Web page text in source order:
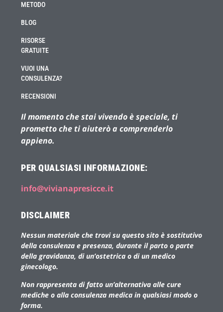
METODO
BLOG
RISORSE
GRATUITE
VUOI UNA
CONSULENZA?
RECENSIONI
Il momento che stai vivendo è speciale, ti
prometto che ti aiuterò a comprenderlo
appieno.
PER QUALSIASI INFORMAZIONE:
info@vivianapresicce.it
DISCLAIMER
Nessun materiale che trovi su questo sito è sostitutivo
della consulenza e presenza, durante il parto o parte
della gravidanza, di un’ostetrica o di un medico
ginecologo.
Non rappresenta di fatto un’alternativa alle cure
mediche o alla consulenza medica in qualsiasi modo o
forma.